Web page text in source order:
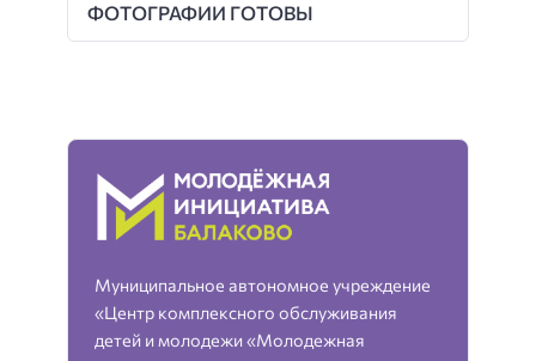
ФОТОГРАФИИ ГОТОВЫ
Муниципальное автономное учреждение
«Центр комплексного обслуживания
детей и молодежи «Молодежная